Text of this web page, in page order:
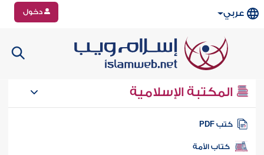
عربي دخول
المكتبة الإسلامية
كتب PDF